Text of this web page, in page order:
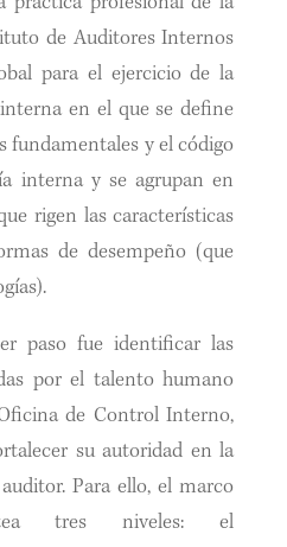
de Auditores Internos
para el ejercicio de la
en el que se define
fundamentales y el código
interna y se agrupan en
rigen las características
de desempeño (que
paso fue identificar las
por el talento humano
de Control Interno,
su autoridad en la
Para ello, el marco
tres niveles: el